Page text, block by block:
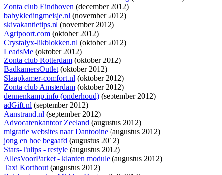
Zonta club Eindhoven (december 2012)
babykledingmeisje.nl (november 2012)
skivakantietips.nl (november 2012)
Agripoort.com (oktober 2012)
Crystalyx-likblokken.nl (oktober 2012)
LeadsMe (oktober 2012)
Zonta club Rotterdam (oktober 2012)
BadkamersOutlet(oktober 2012)
Slaapkamer-comfort.nl (oktober 2012)
Zonta club Amsterdam (oktober 2012)
dennenkamp.info (onderhoud) (september 2012)
adGift.nl (september 2012)
Aanstrand.nl (september 2012)
Advocatenkantoor Zeeland (augustus 2012)
migratie websites naar Dantooine (augustus 2012)
jong en hoe begaafd (augustus 2012)
Stars-Tulips - restyle (augustus 2012)
AllesVoorParket - klanten module (augustus 2012)
Taxi Korthout(augustus 2012)